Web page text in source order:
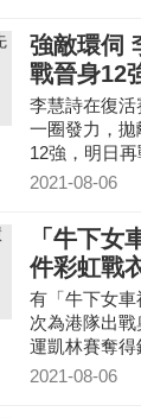
強敵環伺
戰晉身12
李慧詩在復
一圈發力，
12強，明日再
2021-08-06
「牛下女
件彩虹戰
有「牛下女
次為港隊出
運凱林賽奪
牌的希望！另
2021-08-06